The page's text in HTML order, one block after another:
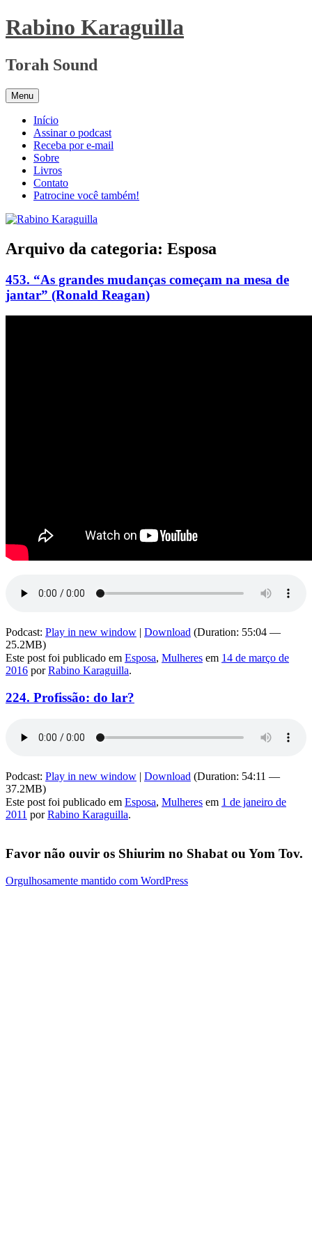
Pular
para
conteúdo
Rabino Karaguilla
Torah Sound
Menu
Início
Assinar o podcast
Receba por e-mail
Sobre
Livros
Contato
Patrocine você também!
Arquivo da categoria: Esposa
453. “As grandes mudanças começam na mesa de
jantar” (Ronald Reagan)
Podcast: Play in new window | Download (Duration: 55:04 —
25.2MB)
Este post foi publicado em Esposa, Mulheres em 14 de março de
2016 porRabino Karaguilla.
224. Profissão: do lar?
Podcast: Play in new window | Download (Duration: 54:11 —
37.2MB)
Este post foi publicado em Esposa, Mulheres em 1 de janeiro de
2011 porRabino Karaguilla.
Favor não ouvir os Shiurim no Shabat ou Yom Tov.
Orgulhosamente mantido com WordPress